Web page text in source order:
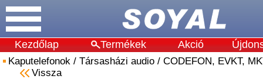
Kezdőlap Termékek Akció
Kaputelefonok / Társasházi audio / CODEFON, EVKT,
Vissza